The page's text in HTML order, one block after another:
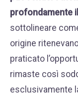
profondamente
sottolineare
origine
praticato
rimaste così
esclusivamente